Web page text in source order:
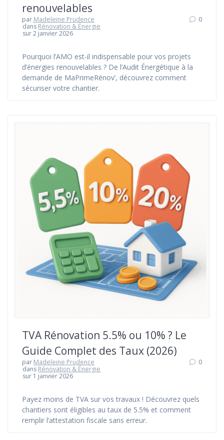
renouvelables
par Madeleine Prudence
dans Rénovation & Énergie
sur 2 janvier 2026
0
Pourquoi l’AMO est-il indispensable pour vos projets
d’énergies renouvelables ? De l’Audit Énergétique à la
demande de MaPrimeRénov’, découvrez comment
sécuriser votre chantier.
TVA Rénovation 5.5% ou 10% ? Le
Guide Complet des Taux (2026)
par Madeleine Prudence
dans Rénovation & Énergie
sur 1 janvier 2026
0
Payez moins de TVA sur vos travaux ! Découvrez quels
chantiers sont éligibles au taux de 5.5% et comment
remplir l’attestation fiscale sans erreur.